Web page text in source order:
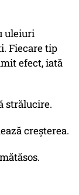
uleiuri
Fiecare tip
efect, iată
strălucire.
creșterea.